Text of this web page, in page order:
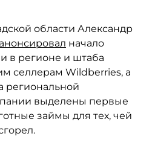
области Александр
начало
в регионе и штаба
селлерам Wildberries, а
региональной
выделены первые
займы для тех, чей